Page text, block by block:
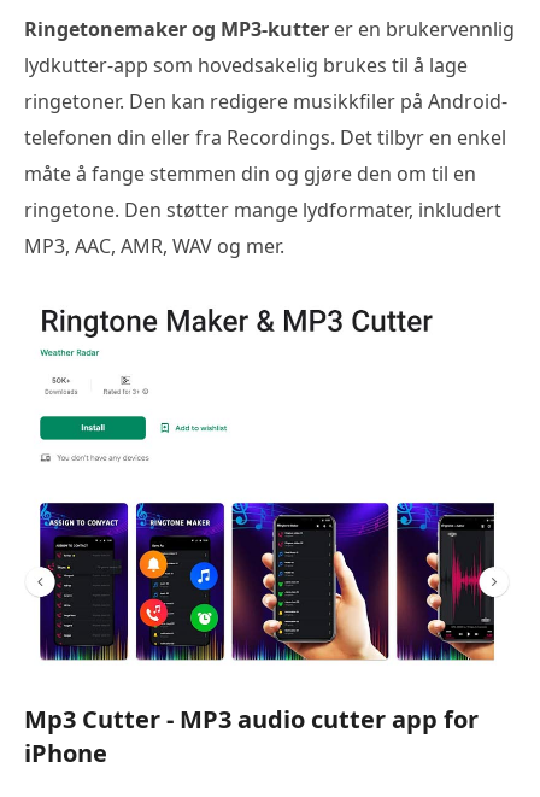
Ringetonemaker og MP3-kutter er en brukervennlig
lydkutter-app som hovedsakelig brukes til å lage
ringetoner. Den kan redigere musikkfiler på Android-
telefonen din eller fra Recordings. Det tilbyr en enkel
måte å fange stemmen din og gjøre den om til en
ringetone. Den støtter mange lydformater, inkludert
MP3, AAC, AMR, WAV og mer.
Mp3 Cutter - MP3 audio cutter app for
iPhone